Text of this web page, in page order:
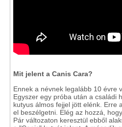
Mit jelent a Canis Cara?
Ennek a névnek legalább 10 évre
Egyszer egy próba után a családi
kutyus álmos fejjel jött elénk. Erre
el beszélgetni. Elég az hozzá,
Pár változaton keresztül ebből